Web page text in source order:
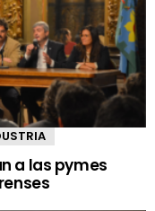
a las pymes